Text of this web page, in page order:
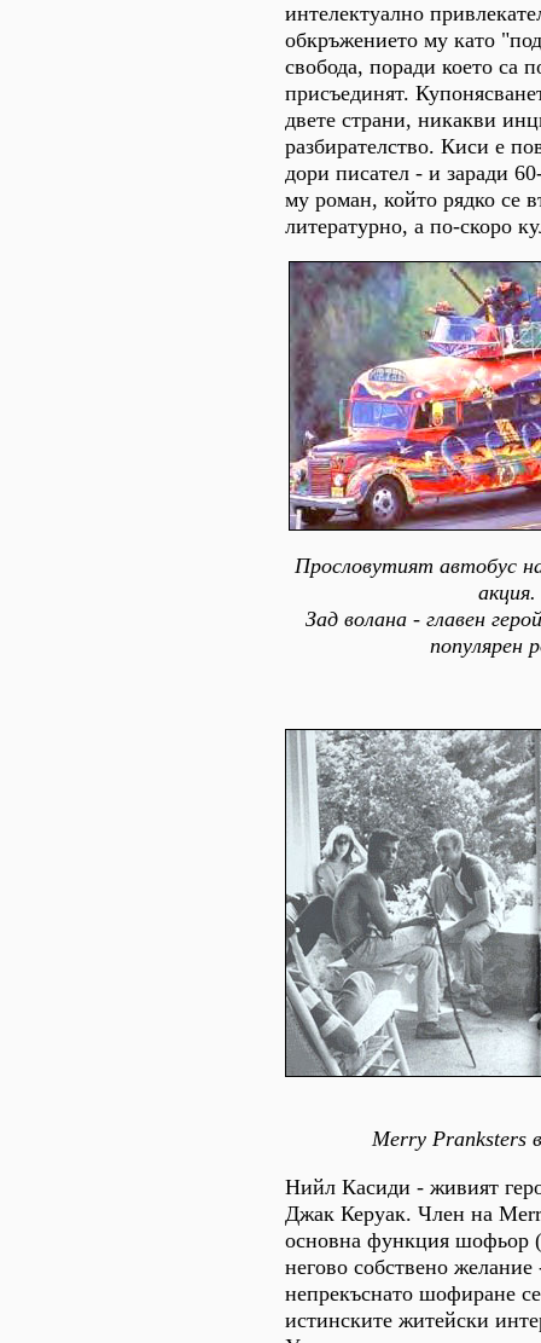
интелектуално
обкръжението му като
свобода, поради което са
присъединят.
двете страни, никакви
разбирателство. Киси е
дори писател - и заради
му роман, който рядко се
литературно, а по-скоро
Прословутият автобус
акция.
Зад волана - главен
популярен
Merry Pranksters
Нийл Касиди - живият
Джак Керуак. Член на
основна функция шофьор
негово собствено желание
непрекъснато шофиране
истинските житейски